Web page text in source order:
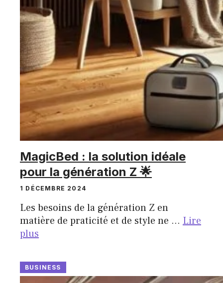
MagicBed : la solution idéale
pour la génération Z 🌟
1 DÉCEMBRE 2024
Les besoins de la génération Z en
matière de praticité et de style ne … Lire
plus
BUSINESS